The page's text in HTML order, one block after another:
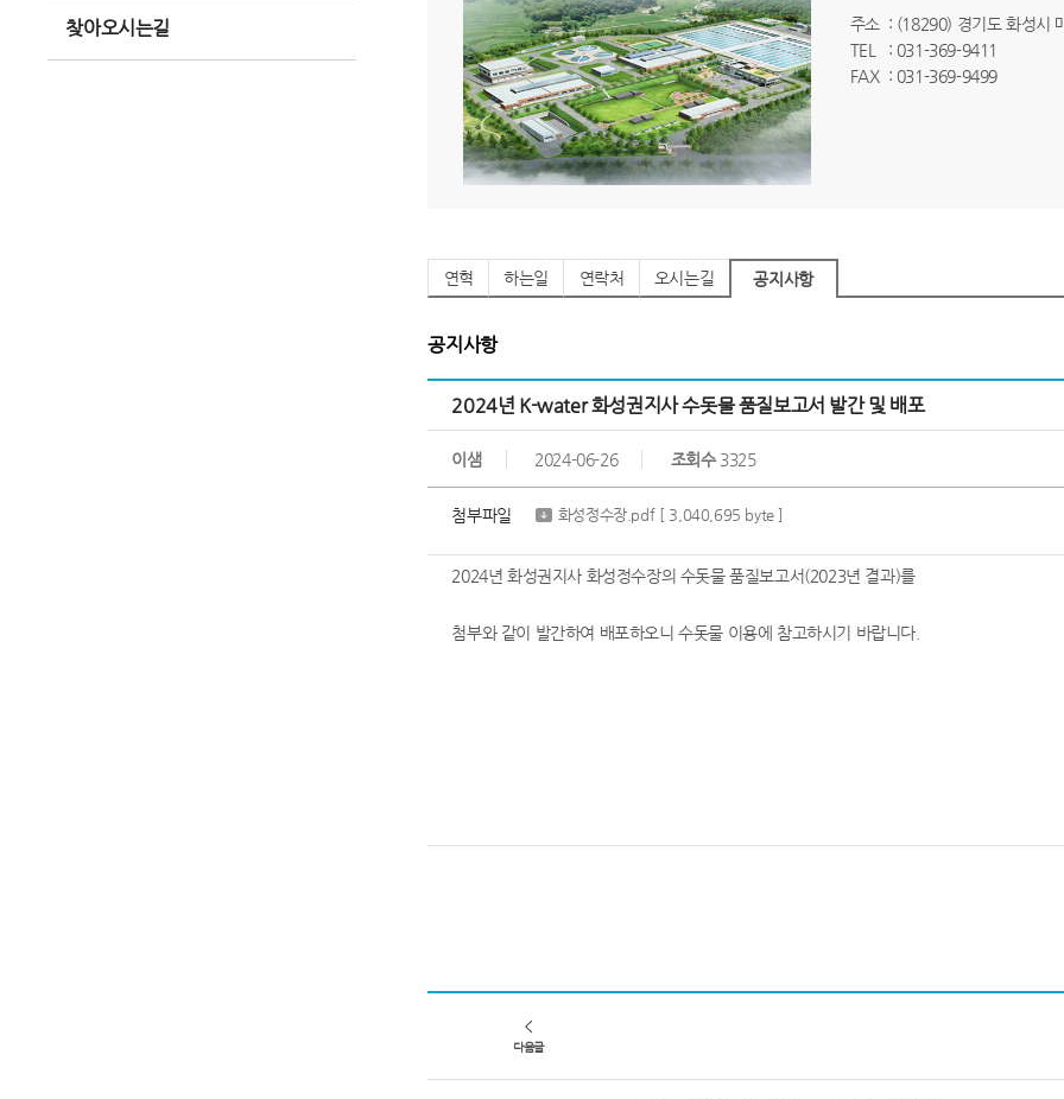
찾아오시는길 주소 : (18290) 경기도 화성시
TEL
: 031-369-9411
FAX : 031-369-9499
연혁 하는일 연락처 오시는길 공지사항
공지사항
2024년 K-water 화성권지사 수돗물 품질보고서 발간 및 배포
이샘 2024-06-26 조회수3325
첨부파일 화성정수장.pdf [ 3,040,695 byte ]
2024년 화성권지사 화성정수장의 수돗물 품질보고서(2023년 결과)를
첨부와 같이 발간하여 배포하오니 수돗물 이용에 참고하시기 바랍니다.
다음글